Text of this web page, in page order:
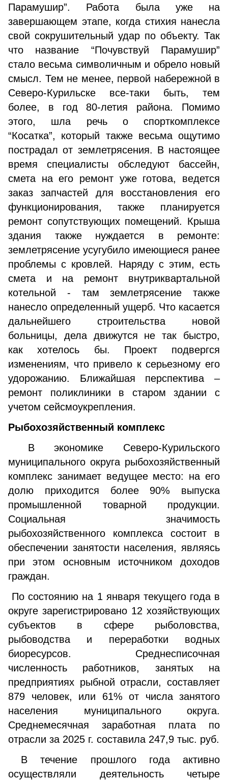
Парамушир”. Работа была уже на
завершающем этапе, когда стихия нанесла
свой сокрушительный удар по объекту. Так
что название “Почувствуй Парамушир”
стало весьма символичным и обрело новый
смысл. Тем не менее, первой набережной в
Северо-Курильске все-таки быть, тем
более, в год 80-летия района. Помимо
этого, шла речь о спорткомплексе
“Косатка”, который также весьма ощутимо
пострадал от землетрясения. В настоящее
время специалисты обследуют бассейн,
смета на его ремонт уже готова, ведется
заказ запчастей для восстановления его
функционирования, также планируется
ремонт сопутствующих помещений. Крыша
здания также нуждается в ремонте:
землетрясение усугубило имеющиеся ранее
проблемы с кровлей. Наряду с этим, есть
смета и на ремонт внутриквартальной
котельной - там землетрясение также
нанесло определенный ущерб. Что касается
дальнейшего строительства новой
больницы, дела движутся не так быстро,
как хотелось бы. Проект подвергся
изменениям, что привело к серьезному его
удорожанию. Ближайшая перспектива –
ремонт поликлиники в старом здании с
учетом сейсмоукрепления.
Рыбохозяйственный комплекс
В экономике Северо-Курильского
муниципального округа рыбохозяйственный
комплекс занимает ведущее место: на его
долю приходится более 90% выпуска
промышленной товарной продукции.
Социальная значимость
рыбохозяйственного комплекса состоит в
обеспечении занятости населения, являясь
при этом основным источником доходов
граждан.
По состоянию на 1 января текущего года в
округе зарегистрировано 12 хозяйствующих
субъектов в сфере рыболовства,
рыбоводства и переработки водных
биоресурсов. Среднесписочная
численность работников, занятых на
предприятиях рыбной отрасли, составляет
879 человек, или 61% от числа занятого
населения муниципального округа.
Среднемесячная заработная плата по
отрасли за 2025 г. составила 247,9 тыс. руб.
В течение прошлого года активно
осуществляли деятельность четыре